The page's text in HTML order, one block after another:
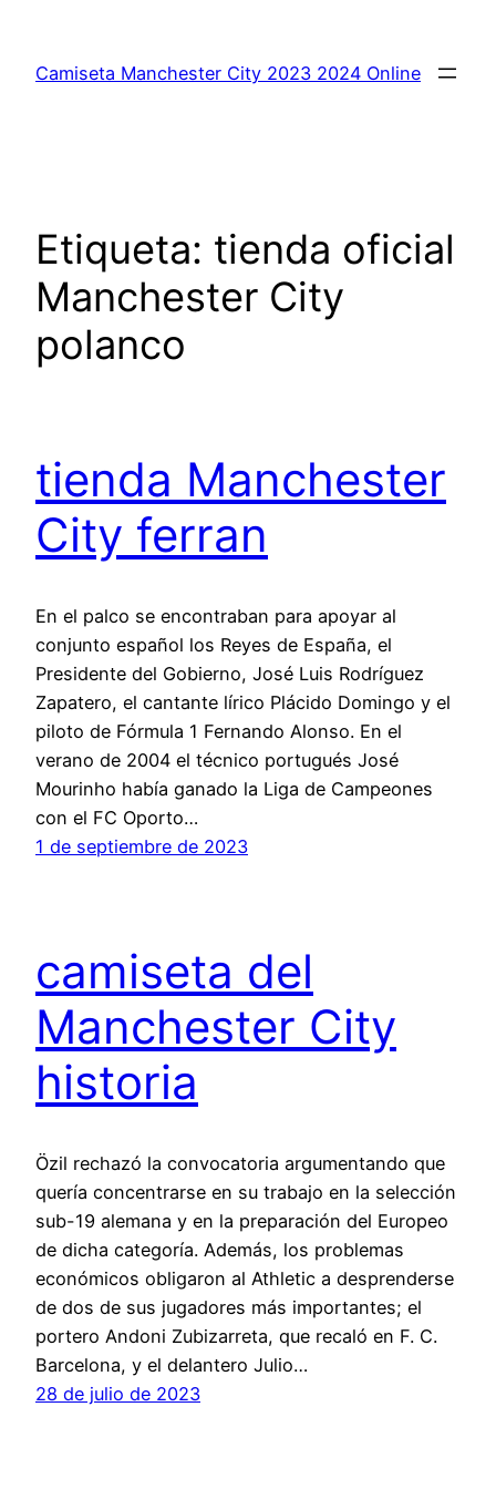
contenido
Camiseta Manchester City 2023 2024 Online
Etiqueta: tienda oficial
Manchester City
polanco
tienda Manchester
City ferran
En el palco se encontraban para apoyar al
conjunto español los Reyes de España, el
Presidente del Gobierno, José Luis Rodríguez
Zapatero, el cantante lírico Plácido Domingo y el
piloto de Fórmula 1 Fernando Alonso. En el
verano de 2004 el técnico portugués José
Mourinho había ganado la Liga de Campeones
con el FC Oporto…
1 de septiembre de 2023
camiseta del
Manchester City
historia
Özil rechazó la convocatoria argumentando que
quería concentrarse en su trabajo en la selección
sub-19 alemana y en la preparación del Europeo
de dicha categoría. Además, los problemas
económicos obligaron al Athletic a desprenderse
de dos de sus jugadores más importantes; el
portero Andoni Zubizarreta, que recaló en F. C.
Barcelona, y el delantero Julio…
28 de julio de 2023